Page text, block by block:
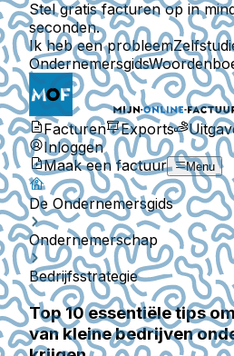
Stel gratis facturen op in
seconden.
Ik heb een probleem
Ondernemersgids
Facturen Exports
Inloggen
Maak een factuur
Menu
De Ondernemersgids
Ondernemerschap
Bedrijfsstrategie
Top 10 essentiële tips
van kleine bedrijven